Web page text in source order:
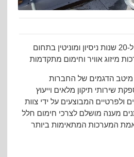
חברתנו בעלת קרוב ל-20 שנות ניסיון ומוניטין בתחום
הדגמים של החברות
שירותי תיקון מלאים וייעוץ
ולפרטיים המבוצעים על ידי צוות
מענה מושלם לצרכי חימום חלל
המערכות המתאימות ביותר